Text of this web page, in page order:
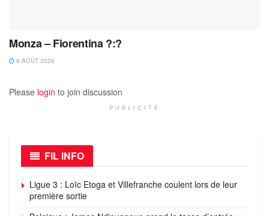
Monza – Fiorentina ?:?
8 AOÛT 2026
Please login to join discussion
PUBLICITÉ
FIL INFO
Ligue 3 : Loïc Etoga et Villefranche coulent lors de leur
première sortie